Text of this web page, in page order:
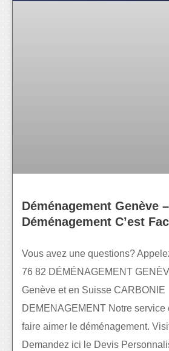
Déménagement Genève
Déménagement C’est
Vous avez une questions?
76 82 DÉMÉNAGEMENT
Genève et en Suisse CARBONIE
DEMENAGEMENT Notre service
faire aimer le déménagement.
Demandez ici le Devis